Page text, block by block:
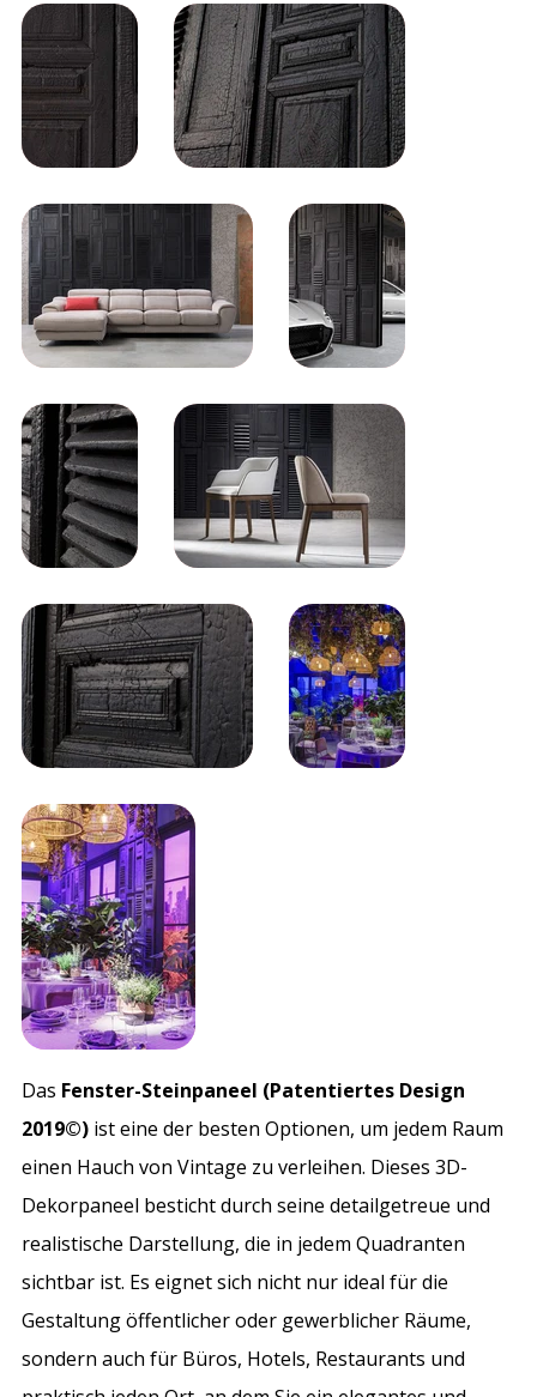
Das Fenster-Steinpaneel (Patentiertes Design
2019©) ist eine der besten Optionen, um jedem Raum
einen Hauch von Vintage zu verleihen. Dieses 3D-
Dekorpaneel besticht durch seine detailgetreue und
realistische Darstellung, die in jedem Quadranten
sichtbar ist. Es eignet sich nicht nur ideal für die
Gestaltung öffentlicher oder gewerblicher Räume,
sondern auch für Büros, Hotels, Restaurants und